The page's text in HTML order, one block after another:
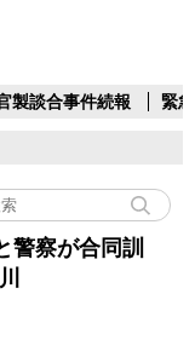
製談合事件続報 緊
察が合同訓